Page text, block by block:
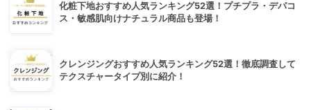
化粧下地おすすめ人気ランキング52選！プチプラ・デパコ
ス・敏感肌向けナチュラル商品も登場！
クレンジングおすすめ人気ランキング52選！徹底調査して
テクスチャータイプ別に紹介！